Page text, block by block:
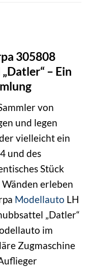
305808
– Ein
von
und legen
vielleicht ein
und des
Stück
erleben
Modellauto LH
„Datler“
im
Zugmaschine